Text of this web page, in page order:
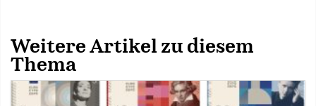
Weitere Artikel zu diesem
Thema